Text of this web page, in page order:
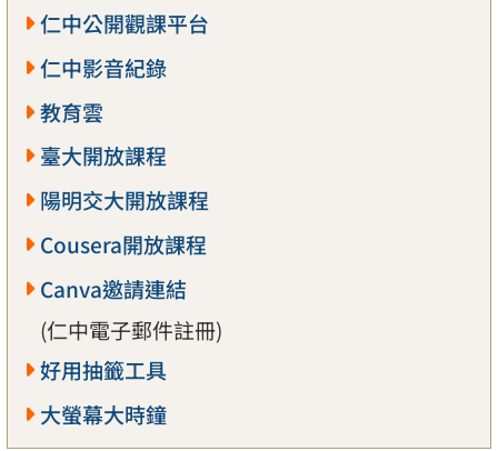
仁中公開觀課平台
仁中影音紀錄
教育雲
臺大開放課程
陽明交大開放課程
Cousera開放課程
Canva邀請連結
(仁中電子郵件註冊)
好用抽籤工具
大螢幕大時鐘